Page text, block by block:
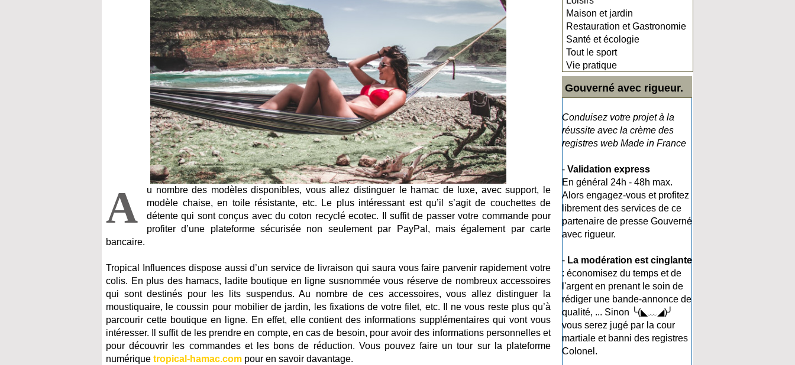
Maison et jardin
Restauration et Gastronomie
Santé et écologie
Tout le sport
Vie pratique
Gouverné avec rigueur.
Conduisez votre projet à la
réussite avec la crème des
registres web Made in France
- Validation express
En général 24h - 48h max.
Alors engagez-vous et profitez
librement des services de ce
partenaire de presse Gouverné
avec rigueur.
- La modération est cinglante
: économisez du temps et de
l'argent en prenant le soin de
rédiger une bande-annonce de
qualité, ... Sinon ╰(◣﹏◢)╯
vous serez jugé par la cour
martiale et banni des registres
Colonel.
A
u nombre des modèles disponibles, vous allez distinguer le hamac de luxe, avec support, le
modèle chaise, en toile résistante, etc. Le plus intéressant est qu’il s’agit de couchettes de
détente qui sont conçus avec du coton recyclé ecotec. Il suffit de passer votre commande pour
profiter d’une plateforme sécurisée non seulement par PayPal, mais également par carte
bancaire.
Tropical Influences dispose aussi d’un service de livraison qui saura vous faire parvenir rapidement votre
colis. En plus des hamacs, ladite boutique en ligne susnommée vous réserve de nombreux accessoires
qui sont destinés pour les lits suspendus. Au nombre de ces accessoires, vous allez distinguer la
moustiquaire, le coussin pour mobilier de jardin, les fixations de votre filet, etc. Il ne vous reste plus qu’à
parcourir cette boutique en ligne. En effet, elle contient des informations supplémentaires qui vont vous
intéresser. Il suffit de les prendre en compte, en cas de besoin, pour avoir des informations personnelles et
pour découvrir les commandes et les bons de réduction. Vous pouvez faire un tour sur la plateforme
numérique tropical-hamac.com pour en savoir davantage.